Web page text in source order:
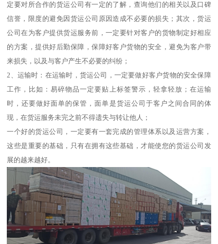
定要对所合作的货运公司有一定的了解，查询他们的相关以及口碑
信誉，限度的避免因货运公司原因造成不必要的损失；其次，货运
公司在为客户提供货运服务前，一定要针对客户的货物制定好相应
的方案，提供好后勤保障，保障好客户货物的安全，避免为客户带
来损失，以及与客户产生不必要的纠纷；
2、运输时：在运输时，货运公司，一定要做好客户货物的安全保障
工作，比如：易碎物品一定要贴上标签警示，轻拿轻放；在运输
时，还要做好面单的保管，面单是货运公司于客户之间合同的体
现，在货运服务未完之前不得遗失与转让他人；
一个好的货运公司，一定要有一套完成的管理体系以及运营方案，
这些是重要的基础，只有在拥有这些基础，才能使您的货运公司发
展的越来越好。